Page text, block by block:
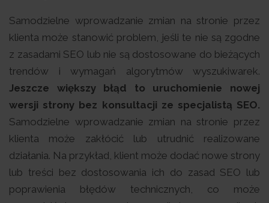
Samodzielne wprowadzanie zmian na stronie przez
klienta może stanowić problem, jeśli te nie są zgodne
z zasadami SEO lub nie są dostosowane do bieżących
trendów i wymagań algorytmów wyszukiwarek.
Jeszcze większy błąd to uruchomienie nowej
wersji strony bez konsultacji ze specjalistą SEO.
Samodzielne wprowadzanie zmian na stronie przez
klienta może zakłócić lub utrudnić realizowane
działania. Na przykład, klient może dodać nowe strony
lub treści bez dostosowania ich do zasad SEO lub
poprawienia błędów technicznych, co może